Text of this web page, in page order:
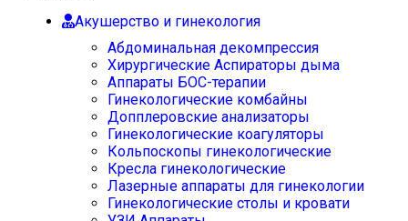
Акушерство и гинекология
Абдоминальная декомпрессия
Хирургические Аспираторы дыма
Аппараты БОС-терапии
Гинекологические комбайны
Допплеровские анализаторы
Гинекологические коагуляторы
Кольпоскопы гинекологические
Кресла гинекологические
Лазерные аппараты для гинекологии
Гинекологические столы и кровати